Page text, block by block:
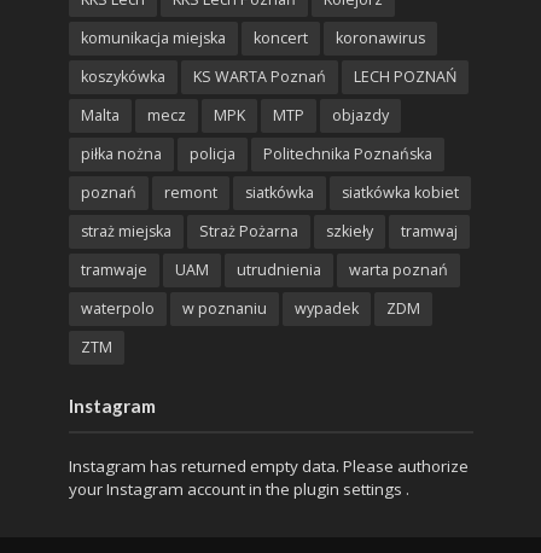
komunikacja miejska
koncert
koronawirus
koszykówka
KS WARTA Poznań
LECH POZNAŃ
Malta
mecz MPK MTP
objazdy
piłka nożna
policja
Politechnika Poznańska
poznań
remont siatkówka
siatkówka kobiet
straż miejska
Straż Pożarna szkieły
tramwaj
tramwaje
UAM utrudnienia
warta poznań
waterpolo
w poznaniu wypadek
ZDM
ZTM
Instagram
Instagram has returned empty data. Please authorize
your Instagram account in the plugin settings .